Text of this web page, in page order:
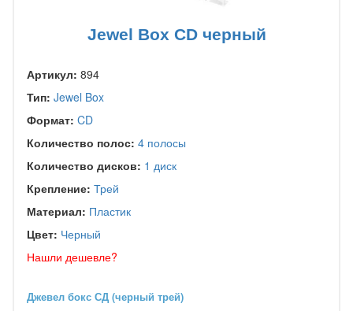
Jewel Box CD черный
Артикул: 894
Тип: Jewel Box
Формат: CD
Количество полос: 4 полосы
Количество дисков: 1 диск
Крепление: Трей
Материал: Пластик
Цвет: Черный
Нашли дешевле?
Джевел бокс СД (черный трей)